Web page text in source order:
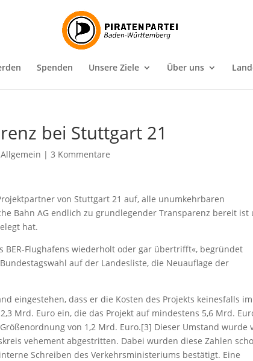
Spenden Unsere Ziele Über uns
bei Stuttgart 21
Allgemein |3 Kommentare
von Stuttgart 21 auf, alle unumkehrbaren
Bahn AG endlich zu grundlegender Transparenz bereit ist
hat.
BER-Flughafens wiederholt oder gar übertrifft«, begründet
auf der Landesliste, die Neuauflage der
eingestehen, dass er die Kosten des Projekts keinesfalls im
Mrd. Euro ein, die das Projekt auf mindestens 5,6 Mrd.
von 1,2 Mrd. Euro.[3] Dieser Umstand wurde
vehement abgestritten. Dabei wurden diese Zahlen
Schreiben des Verkehrsministeriums bestätigt. Eine